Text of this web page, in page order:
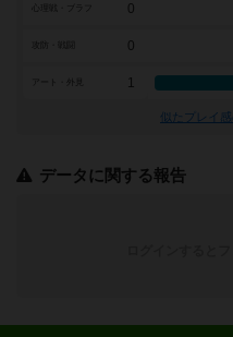
0
0
アート・外見 1
似たプレイ
データに関する報告